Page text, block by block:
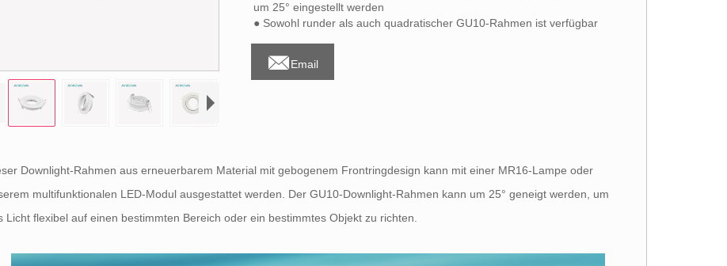
um 25° eingestellt werden
● Sowohl runder als auch quadratischer GU10-Rahmen ist verfügbar
Email
Downlight-Rahmen aus erneuerbarem Material mit gebogenem Frontringdesign kann mit einer MR16-Lampe oder
multifunktionalen LED-Modul ausgestattet werden. Der GU10-Downlight-Rahmen kann um 25° geneigt werden, um
Licht flexibel auf einen bestimmten Bereich oder ein bestimmtes Objekt zu richten.